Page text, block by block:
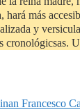
más
y
Francesco